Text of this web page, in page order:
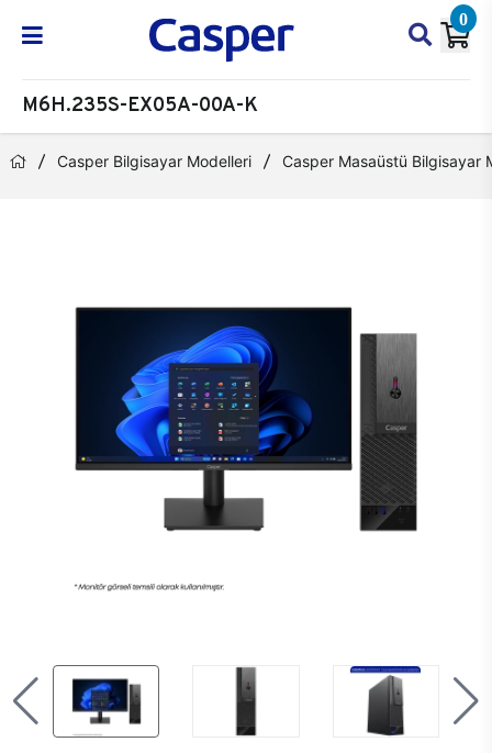
0
M6H.235S-EX05A-00A-K
Casper Bilgisayar Modelleri Casper Masaüstü Bilgisayar